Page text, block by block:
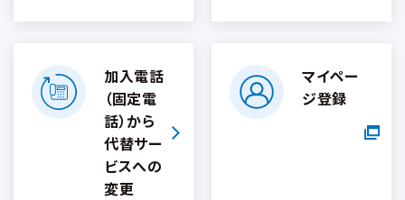
加入電話
（固定電
話）から
代替サー
ビスへの
変更
マイペー
ジ登録